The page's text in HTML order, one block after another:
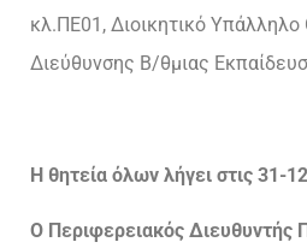
κλ.ΠΕ01, Διοικητικό Υπάλληλο
Διεύθυνσης Β/θμιας
Η θητεία όλων λήγει στις 31-
Ο Περιφερειακός Διευθυντής